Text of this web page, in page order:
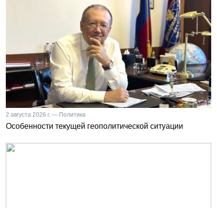
2 августа 2026 г. — Политика
Особенности текущей геополитической ситуации